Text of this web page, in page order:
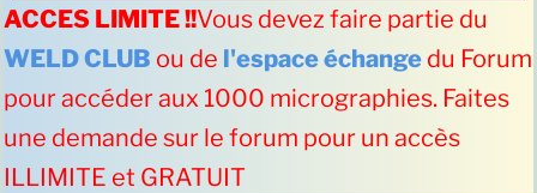
ACCES LIMITE !!Vous devez faire partie du
WELD CLUB ou de l'espace échange du Forum
pour accéder aux 1000 micrographies. Faites
une demande sur le forum pour un accès
ILLIMITE et GRATUIT